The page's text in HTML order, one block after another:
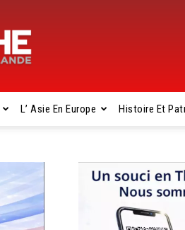
L’ Asie En Europe Histoire Et